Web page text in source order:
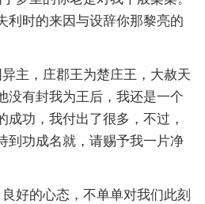
利时的来因与设辞你那黎亮的
主，庄郡王为楚庄王，大赦天
没有封我为王后，我还是一个
成功，我付出了很多，不过，
到功成名就，请赐予我一片净
好的心态，不单单对我们此刻